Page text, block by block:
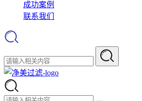
成功案例
联系我们